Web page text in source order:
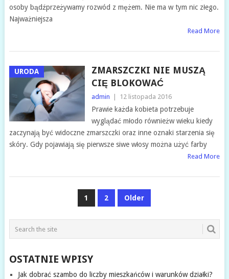
osoby bądźprzeżywamy rozwód z mężem. Nie ma w tym nic złego.
Najważniejsza
Read More
URODA
ZMARSZCZKI NIE MUSZĄ
CIĘ BLOKOWAĆ
admin 12 listopada 2016
Prawie każda kobieta potrzebuje
wyglądać młodo równieżw wieku kiedy
zaczynają być widoczne zmarszczki oraz inne oznaki starzenia się
skóry. Gdy pojawiają się pierwsze siwe włosy można użyć farby
Read More
STRONICOWANIE
1 2 Older
OSTATNIE WPISY
Jak dobrać szambo do liczby mieszkańców i warunków działki?